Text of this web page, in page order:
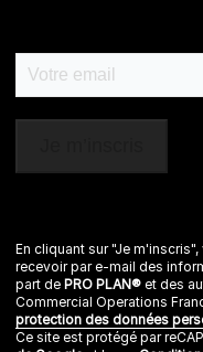
En cliquant sur "Je
recevoir par e-mail des
part de PRO PLAN® et des
Commercial Operations
protection des données
Ce site est protégé par
Sitemap